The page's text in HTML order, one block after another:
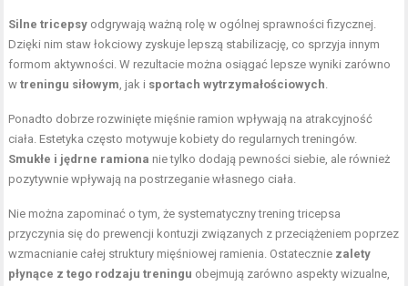
Silne tricepsy odgrywają ważną rolę w ogólnej sprawności fizycznej.
Dzięki nim staw łokciowy zyskuje lepszą stabilizację, co sprzyja innym
formom aktywności. W rezultacie można osiągać lepsze wyniki zarówno
wtreningu siłowym, jak i sportach wytrzymałościowych.
Ponadto dobrze rozwinięte mięśnie ramion wpływają na atrakcyjność
ciała. Estetyka często motywuje kobiety do regularnych treningów.
Smukłe i jędrne ramiona nie tylko dodają pewności siebie, ale również
pozytywnie wpływają na postrzeganie własnego ciała.
Nie można zapominać o tym, że systematyczny trening tricepsa
przyczynia się do prewencji kontuzji związanych z przeciążeniem poprzez
wzmacnianie całej struktury mięśniowej ramienia. Ostatecznie zalety
płynące z tego rodzaju treningu obejmują zarówno aspekty wizualne,